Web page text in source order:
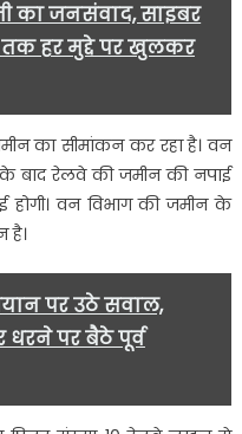
का जनसंवाद, साइबर
तक हर मुद्दे पर खुलकर
का सीमांकन कर रहा है। वन
बाद रेलवे की जमीन की नपाई
होगी। वन विभाग की जमीन के
है।
पर उठे सवाल,
धरने पर बैठे पूर्व